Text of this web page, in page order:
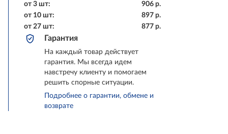
от 3 шт:
906 р.
от 10 шт:
897 р.
от 27 шт:
877 р.
Гарантия
На каждый товар действует
гарантия. Мы всегда идем
навстречу клиенту и помогаем
решить спорные ситуации.
Подробнее о гарантии, обмене и
возврате